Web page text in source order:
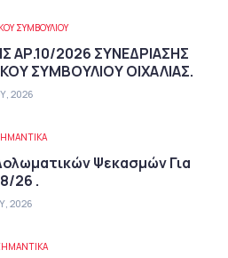
ΣΥΜΒΟΥΛΊΟΥ
ΑΡ.10/2026 ΣΥΝΕΔΡΙΑΣΗΣ
ΣΥΜΒΟΥΛΙΟΥ ΟΙΧΑΛΙΑΣ.
2026
Ψεκασμών Για
26 .
2026